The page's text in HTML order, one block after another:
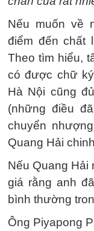
Nếu muốn về
điểm đến chất
Theo tìm hiểu,
có được chữ
Hà Nội cũng
(những điều
chuyển
Quang Hải
Nếu Quang Hải
giá rằng anh
bình thường
Ông Piyapong